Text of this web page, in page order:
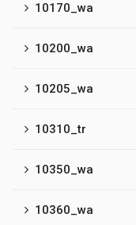
10170_wa
10200_wa
10205_wa
10310_tr
10350_wa
10360_wa